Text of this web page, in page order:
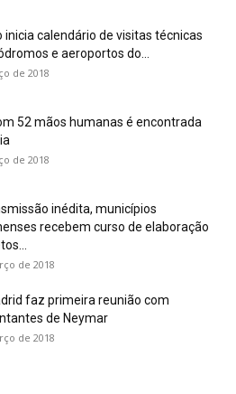
inicia calendário de visitas técnicas
e aeroportos do...
de 2018
52 mãos humanas é encontrada
de 2018
inédita, municípios
recebem curso de elaboração
de 2018
faz primeira reunião com
de Neymar
de 2018